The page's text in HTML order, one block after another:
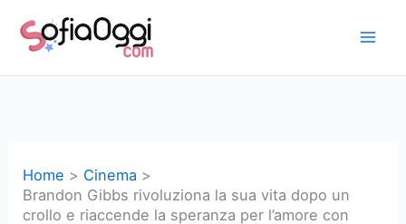
Home
Cinema
Brandon Gibbs rivoluziona la sua vita dopo un
crollo e riaccende la speranza per l’amore con